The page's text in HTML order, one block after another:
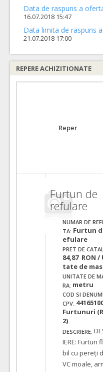
Data de raspuns a
16.07.2018 15:47
Data limita de raspuns
21.07.2018 17:00
REPERE ACHIZITIONATE
Reper
Furtun de
refulare
NUMAR DE
TA: Furtun
efulare
PRET DE
84,87 RON /
tate de
UNITATE DE
RA: metru
COD SI
CPV:
Furtunuri
2)
DESCRIERE:
IERE: Furtun
bil cu pereți
VC moale,